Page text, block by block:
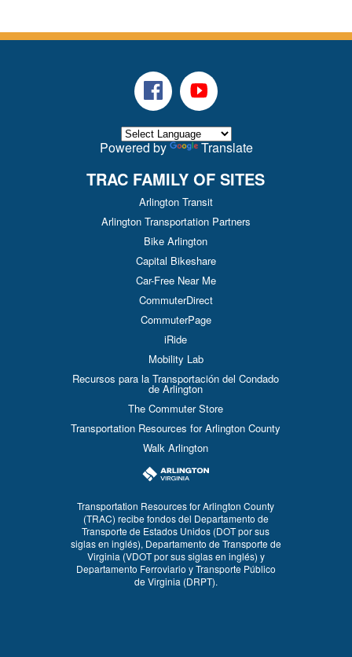
FacebookYoutube
Powered by Translate
TRAC FAMILY OF SITES
Arlington Transit
Arlington Transportation Partners
Bike Arlington
Capital Bikeshare
Car-Free Near Me
CommuterDirect
CommuterPage
iRide
Mobility Lab
Recursos para la Transportación del Condado
de Arlington
The Commuter Store
Transportation Resources for Arlington County
Walk Arlington
Transportation Resources for Arlington County
(TRAC) recibe fondos del Departamento de
Transporte de Estados Unidos (DOT por sus
siglas en inglés), Departamento de Transporte de
Virginia (VDOT por sus siglas en inglés) y
Departamento Ferroviario y Transporte Público
de Virginia (DRPT).